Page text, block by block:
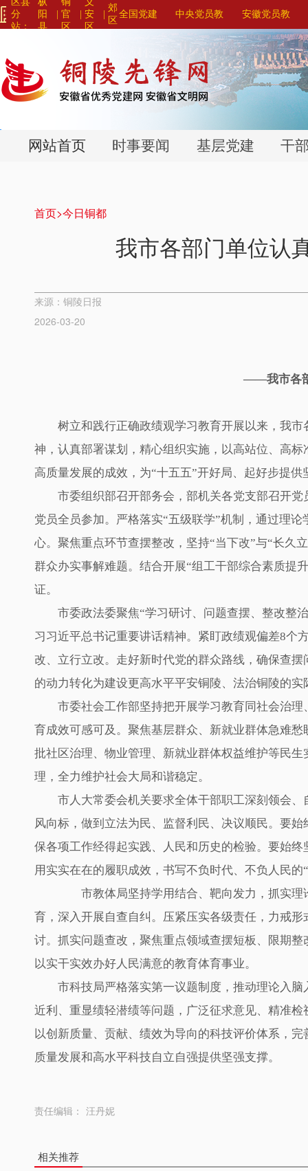
分
站：
阳
县
官
区
|安
区
|
郊
区
全国党建 中央党员教
育系列平台>
>
安徽党员教
育系列平台>
>
网站首页 时事要闻 基层党建 干
首页>今日铜都
我市各部门单位认
来源：铜陵日报
2026-03-20
——我市各
树立和践行正确政绩观学习教育开展以来，我
神，认真部署谋划，精心组织实施，以高站位、高
高质量发展的成效，为“十五五”开好局、起好步提供
市委组织部召开部务会，部机关各党支部召开
党员全员参加。严格落实“五级联学”机制，通过理
心。聚焦重点环节查摆整改，坚持“当下改”与“长久
群众办实事解难题。结合开展“组工干部综合素质提
证。
市委政法委聚焦“学习研讨、问题查摆、整改整
习习近平总书记重要讲话精神。紧盯政绩观偏差8个
改、立行立改。走好新时代党的群众路线，确保查
的动力转化为建设更高水平平安铜陵、法治铜陵的实
市委社会工作部坚持把开展学习教育同社会治
育成效可感可及。聚焦基层群众、新就业群体急难
批社区治理、物业管理、新就业群体权益维护等民
理，全力维护社会大局和谐稳定。
市人大常委会机关要求全体干部职工深刻领会
风向标，做到立法为民、监督利民、决议顺民。要
保各项工作经得起实践、人民和历史的检验。要始
用实实在在的履职成效，书写不负时代、不负人民的
市教体局坚持学用结合、靶向发力，抓实理
育，深入开展自查自纠。压紧压实各级责任，力戒
讨。抓实问题查改，聚焦重点领域查摆短板、限期
以实干实效办好人民满意的教育体育事业。
市科技局严格落实第一议题制度，推动理论入
近利、重显绩轻潜绩等问题，广泛征求意见、精准
以创新质量、贡献、绩效为导向的科技评价体系，
质量发展和高水平科技自立自强提供坚强支撑。
责任编辑： 汪丹妮
相关推荐